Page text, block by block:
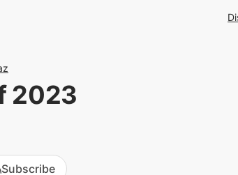
2023
Subscribe